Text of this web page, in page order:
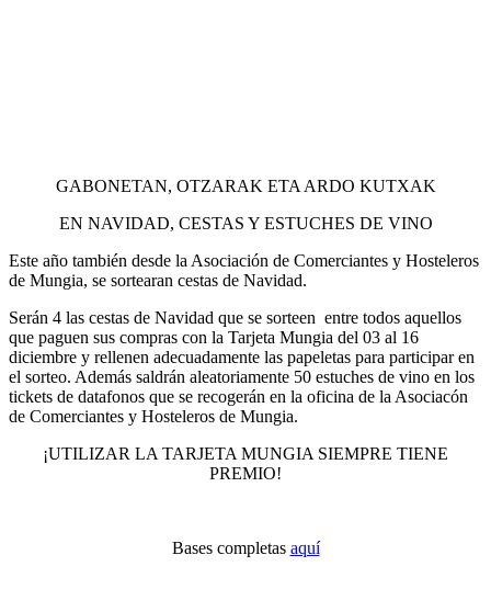
GABONETAN, OTZARAK ETA ARDO KUTXAK
EN NAVIDAD, CESTAS Y ESTUCHES DE VINO
Este año también desde la Asociación de Comerciantes y Hosteleros
de Mungia, se sortearan cestas de Navidad.
Serán 4 las cestas de Navidad que se sorteen entre todos aquellos
que paguen sus compras con la Tarjeta Mungia del 03 al 16
diciembre y rellenen adecuadamente las papeletas para participar en
el sorteo. Además saldrán aleatoriamente 50 estuches de vino en los
tickets de datafonos que se recogerán en la oficina de la Asociacón
de Comerciantes y Hosteleros de Mungia.
¡UTILIZAR LA TARJETA MUNGIA SIEMPRE TIENE
PREMIO!
Bases completas aquí